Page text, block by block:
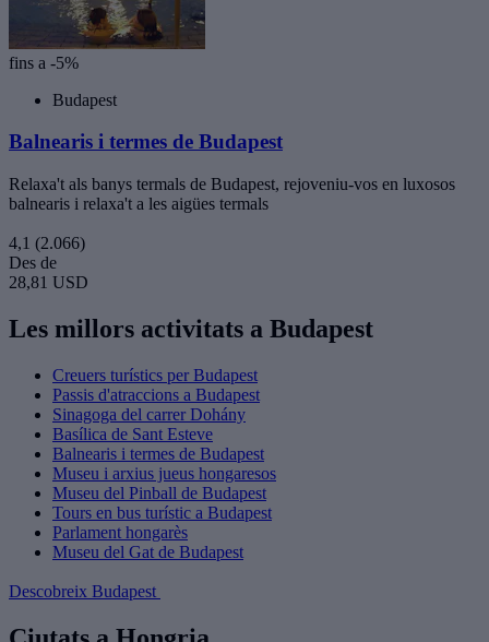
fins a -5%
Budapest
Balnearis i termes de Budapest
Relaxa't als banys termals de Budapest, rejoveniu-vos en luxosos
balnearis i relaxa't a les aigües termals
4,1 (2.066)
Des de
28,81 USD
Les millors activitats a Budapest
Creuers turístics per Budapest
Passis d'atraccions a Budapest
Sinagoga del carrer Dohány
Basílica de Sant Esteve
Balnearis i termes de Budapest
Museu i arxius jueus hongaresos
Museu del Pinball de Budapest
Tours en bus turístic a Budapest
Parlament hongarès
Museu del Gat de Budapest
Descobreix Budapest